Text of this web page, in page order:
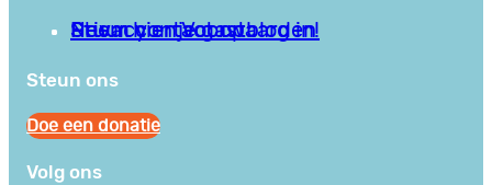
Privacy en Voorwaarden
Stuur hier je gastblog in!
Neem contact op
Steun ons
Doe een donatie
Volg ons